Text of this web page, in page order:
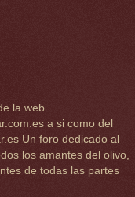
la web
a si como del
Un foro dedicado al
los amantes del olivo,
de todas las partes